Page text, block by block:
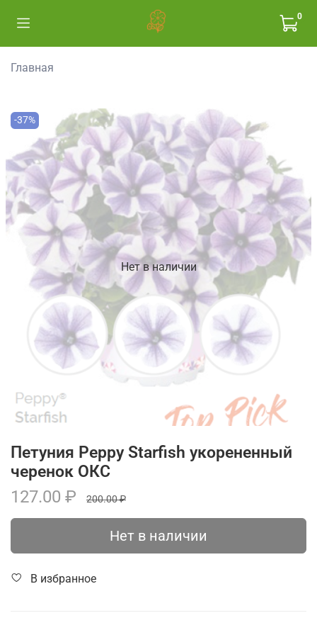
0
Главная
Нет в наличии
-37%
Петуния Peppy Starfish укорененный
черенок ОКС
127.00 ₽ 200.00 ₽
Нет в наличии
В избранное